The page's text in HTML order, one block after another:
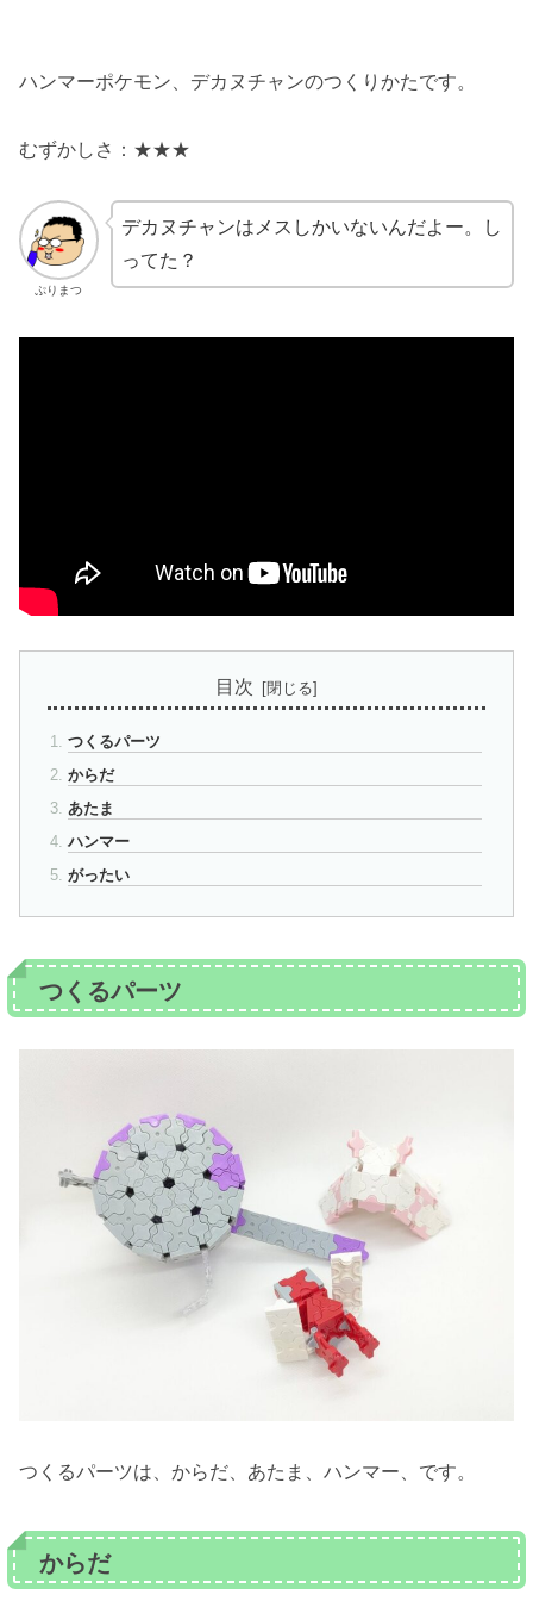
ハンマーポケモン、デカヌチャンのつくりかたです。
むずかしさ：★★★
ぷりまつ
デカヌチャンはメスしかいないんだよー。し
ってた？
目次
つくるパーツ
からだ
あたま
ハンマー
がったい
つくるパーツ
つくるパーツは、からだ、あたま、ハンマー、です。
からだ